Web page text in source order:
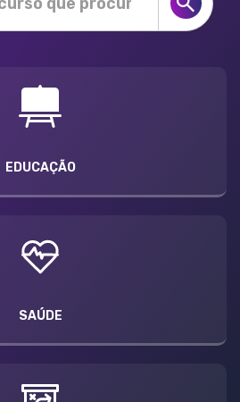
EDUCAÇÃO
SAÚDE